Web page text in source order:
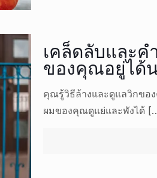
เคล็ดลับและค
ของคุณอยู่ได้
คุณรู้วิธีล้างและดูแลวิกขอ
ผมของคุณดูแย่และพังได้